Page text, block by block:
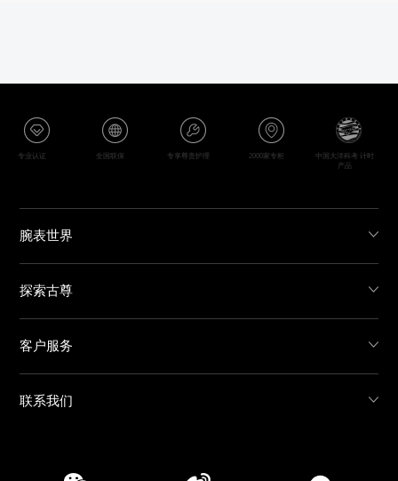
专业认证 全国联保 专享尊贵护理 2000家专柜
中国大洋科考 计时
产品
腕表世界
探索古尊
客户服务
联系我们